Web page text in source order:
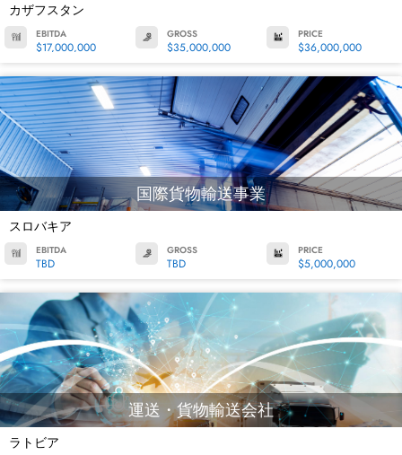
カザフスタン
EBITDA
$17,000,000
GROSS
$35,000,000
PRICE
$36,000,000
国際貨物輸送事業
スロバキア
EBITDA
TBD
GROSS
TBD
PRICE
$5,000,000
運送・貨物輸送会社
ラトビア